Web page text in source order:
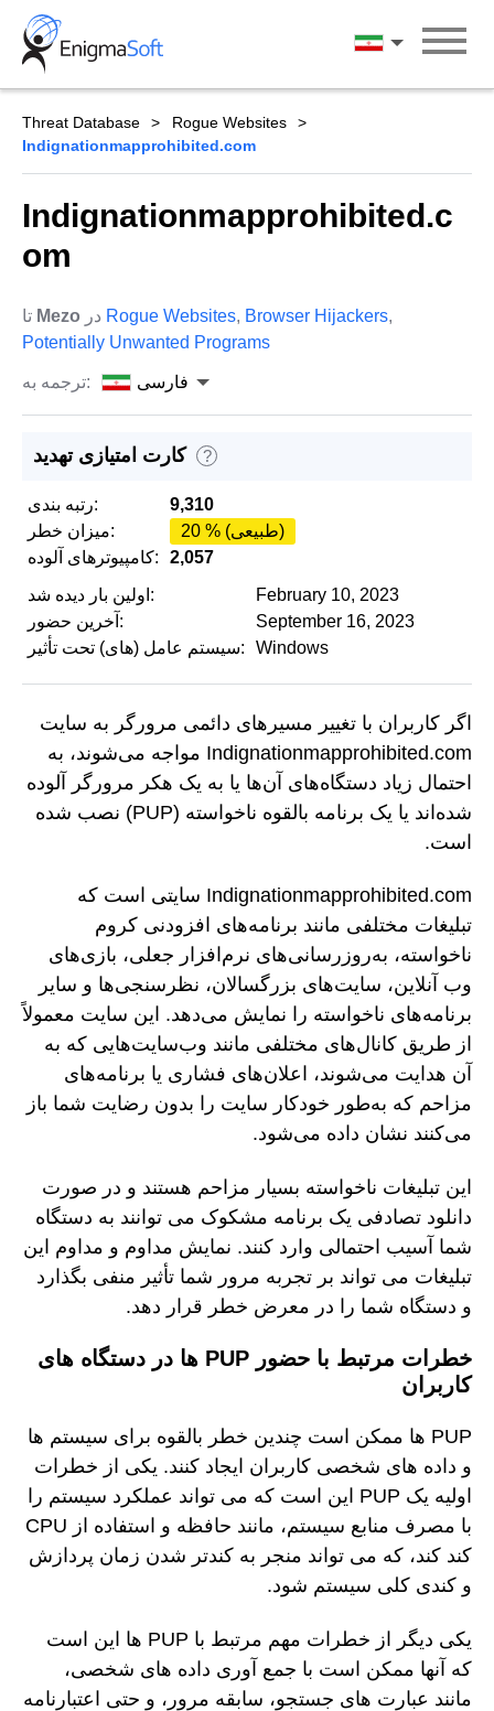
Skip
content
فارسی
Threat Database
Rogue Websites
Indignationmapprohibited.com
Indignationmapprohibited.c
om
Mezo Rogue Websites, Browser Hijackers,
Potentially Unwanted Programs
ترجمه به: فارسی
کارت امتیازی تهدید ?
رتبه بندی:
9,310
میزان خطر:
20 % (طبیعی)
کامپیوترهای آلوده:
2,057
اولین بار دیده شد:
February 10, 2023
آخرین حضور:
September 16, 2023
سیستم عامل (های) تحت تأثیر:
Windows
اگر کاربران با تغییر مسیرهای دائمی مرورگر به سایت
Indignationmapprohibited.com مواجه می‌شوند، به
احتمال زیاد دستگاه‌های آن‌ها یا به یک هکر مرورگر آلوده
شده‌اند یا یک برنامه بالقوه ناخواسته (PUP) نصب شده
است.
Indignationmapprohibited.com سایتی است که
تبلیغات مختلفی مانند برنامه‌های افزودنی کروم
ناخواسته، به‌روزرسانی‌های نرم‌افزار جعلی، بازی‌های
وب آنلاین، سایت‌های بزرگسالان، نظرسنجی‌ها و سایر
برنامه‌های ناخواسته را نمایش می‌دهد. این سایت معمولاً
از طریق کانال‌های مختلفی مانند وب‌سایت‌هایی که به
آن هدایت می‌شوند، اعلان‌های فشاری یا برنامه‌های
مزاحم که به‌طور خودکار سایت را بدون رضایت شما باز
می‌کنند نشان داده می‌شود.
این تبلیغات ناخواسته بسیار مزاحم هستند و در صورت
دانلود تصادفی یک برنامه مشکوک می توانند به دستگاه
شما آسیب احتمالی وارد کنند. نمایش مداوم و مداوم این
تبلیغات می تواند بر تجربه مرور شما تأثیر منفی بگذارد
و دستگاه شما را در معرض خطر قرار دهد.
خطرات مرتبط با حضور PUP ها در دستگاه های
کاربران
PUP ها ممکن است چندین خطر بالقوه برای سیستم ها
و داده های شخصی کاربران ایجاد کنند. یکی از خطرات
اولیه یک PUP این است که می تواند عملکرد سیستم را
با مصرف منابع سیستم، مانند حافظه و استفاده از CPU
کند کند، که می تواند منجر به کندتر شدن زمان پردازش
و کندی کلی سیستم شود.
یکی دیگر از خطرات مهم مرتبط با PUP ها این است
که آنها ممکن است با جمع آوری داده های شخصی،
مانند عبارت های جستجو، سابقه مرور، و حتی اعتبارنامه